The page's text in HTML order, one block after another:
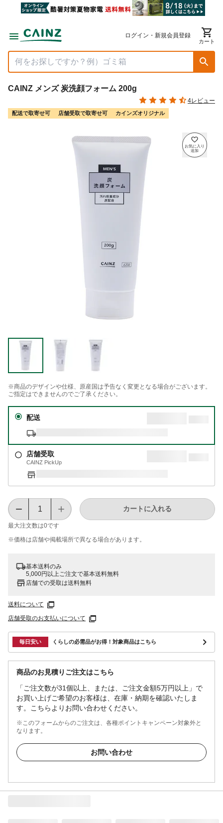
ログイン・新規会員登録
カート
CAINZ メンズ 炭洗顔フォーム 200g
4レビュー
配送で取寄せ可 店舗受取で取寄せ可 カインズオリジナル
※商品のデザインや仕様、原産国は予告なく変更となる場合がございます。
ご指定はできませんのでご了承ください。
配送
店舗受取
CAINZ PickUp
最大注文数は0です
カートに入れる
※価格は​店舗や​掲載場所で​異なる​場合が​あります。
基本送料のみ
5,000円以上ご注文で基本送料無料
店舗での受取は送料無料
送料について
店舗受取のお支払いについて
毎日安い くらしの必需品がお得！対象商品はこちら
商品のお見積りご注文はこちら
「ご注文数が31個以上、または、ご注文金額5万円以上」で
お買い上げご希望のお客様は、在庫・納期を確認いたしま
す。こちらよりお問い合わせください。
※このフォームからのご注文は、各種ポイントキャンペーン対象外と
なります。
お問い合わせ